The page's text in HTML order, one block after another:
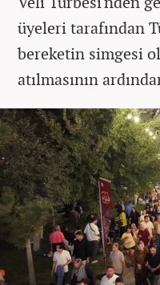
üyeleri tarafından
bereketin simgesi
atılmasının